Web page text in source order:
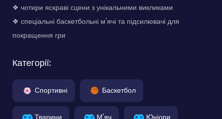
❖ чотири яскраві сцени з унікальними викликами
❖ спеціальні баскетбольні м'ячі та підсилювачі для
покращення гри
Категорії:
Спортивні Баскетбол
Тварини М'яч Юніори